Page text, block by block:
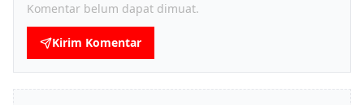
Komentar belum dapat dimuat.
Kirim Komentar